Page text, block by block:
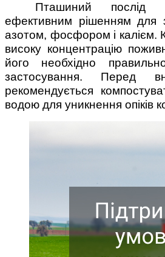
Пташиний
ефективним рішенням для
азотом, фосфором і калієм.
високу концентрацію
його необхідно
застосування. Перед
рекомендується
водою для уникнення опіків